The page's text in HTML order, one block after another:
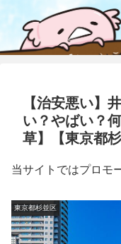
【治安悪い】
い？やばい？
草】【東京都
当サイトではプロモ
東京都杉並区